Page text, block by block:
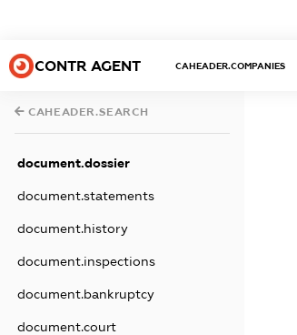
CONTR AGENT CAHEADER.COMPANIES
CAHEADER.SEARCH
document.dossier
document.statements
document.history
document.inspections
document.bankruptcy
document.court